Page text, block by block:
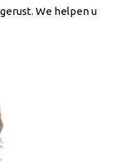
We helpen u